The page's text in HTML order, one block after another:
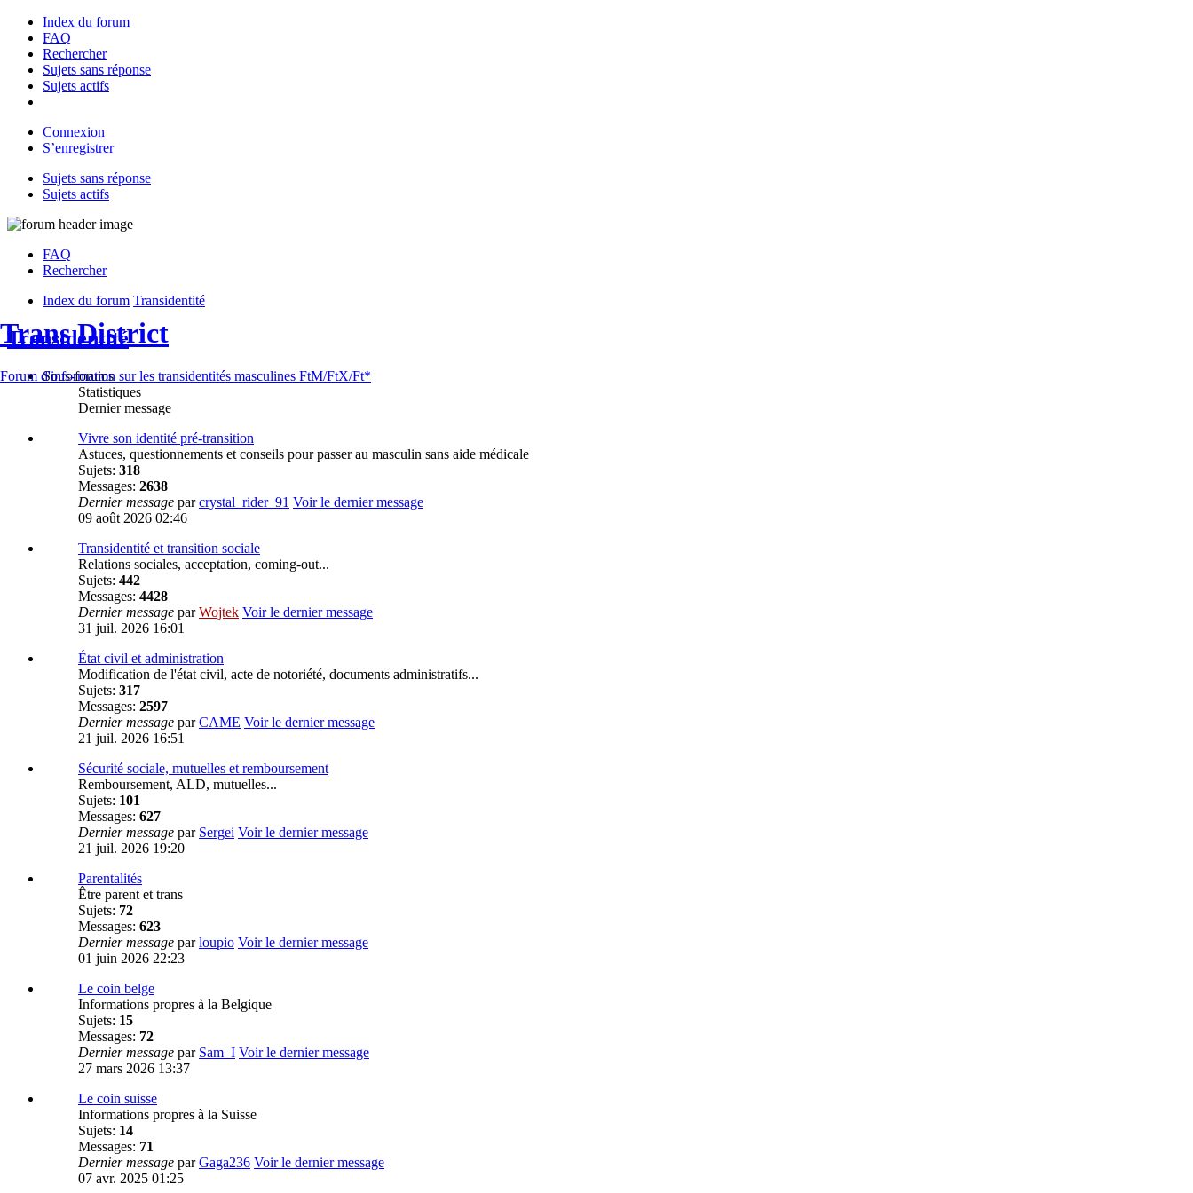
Index du forum
FAQ
Rechercher
Sujets sans réponse
Sujets actifs
Connexion
S’enregistrer
Sujets sans réponse
Sujets actifs
Trans District
Forum d'information sur les transidentités masculines FtM/FtX/Ft*
FAQ
Rechercher
Index du forum Transidentité
Transidentité
Sous-forums
Statistiques
Dernier message
Vivre son identité pré-transition
Astuces, questionnements et conseils pour passer au masculin sans aide médicale
Sujets: 318
Messages: 2638
Dernier message parcrystal_rider_91 Voir le dernier message
09 août 2026 02:46
Transidentité et transition sociale
Relations sociales, acceptation, coming-out...
Sujets: 442
Messages: 4428
Dernier message parWojtek Voir le dernier message
31 juil. 2026 16:01
État civil et administration
Modification de l'état civil, acte de notoriété, documents administratifs...
Sujets: 317
Messages: 2597
Dernier message parCAME Voir le dernier message
21 juil. 2026 16:51
Sécurité sociale, mutuelles et remboursement
Remboursement, ALD, mutuelles...
Sujets: 101
Messages: 627
Dernier message par Sergei Voir le dernier message
21 juil. 2026 19:20
Parentalités
Être parent et trans
Sujets: 72
Messages: 623
Dernier message parloupio Voir le dernier message
01 juin 2026 22:23
Le coin belge
Informations propres à la Belgique
Sujets: 15
Messages: 72
Dernier message par Sam_I Voir le dernier message
27 mars 2026 13:37
Le coin suisse
Informations propres à la Suisse
Sujets: 14
Messages: 71
Dernier message parGaga236 Voir le dernier message
07 avr. 2025 01:25